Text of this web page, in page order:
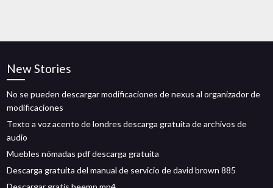
New Stories
No se pueden descargar modificaciones de nexus al organizador de
modificaciones
Texto a voz acento de londres descarga gratuita de archivos de
audio
Muebles nómadas pdf descarga gratuita
Descarga gratuita del manual de servicio de david brown 885